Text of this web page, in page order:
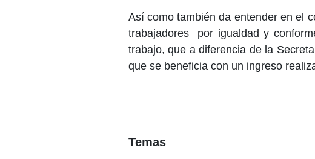
Así como también da entender en el
trabajadores
por igualdad y
trabajo, que a diferencia de la
que se beneficia con un ingreso
Temas